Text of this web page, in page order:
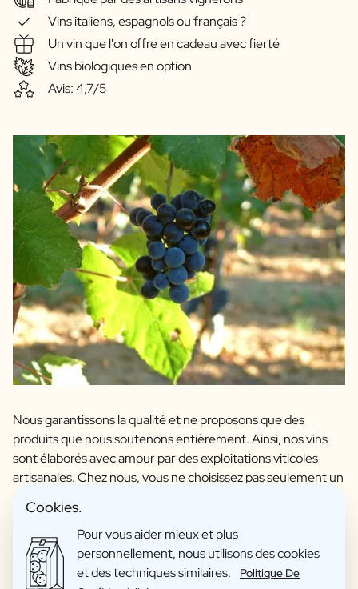
Vins italiens, espagnols ou français ?
Un vin que l'on offre en cadeau avec fierté
Vins biologiques en option
Avis: 4,7/5
Nous garantissons la qualité et ne proposons que des
produits que nous soutenons entièrement. Ainsi, nos vins
sont élaborés avec amour par des exploitations viticoles
artisanales. Chez nous, vous ne choisissez pas seulement un
rouge ou un blanc, mais aussi votre cépage et votre région
préférés. Nous avons des contacts personnels avec tous les
viticulteurs et ce sont des vins que nous sommes fiers
d'offrir à nos amis. Vous pouvez donc être sûr que votre
bouteille personnalisée est de grande qualité.
Cookies.
Pour vous aider mieux et plus
personnellement, nous utilisons des cookies
et des techniques similaires.
Politique De